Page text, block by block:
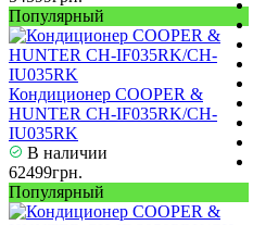
Популярный
Кондиционер COOPER &
HUNTER CH-IF035RK/CH-
IU035RK
В наличии
62499грн.
Популярный